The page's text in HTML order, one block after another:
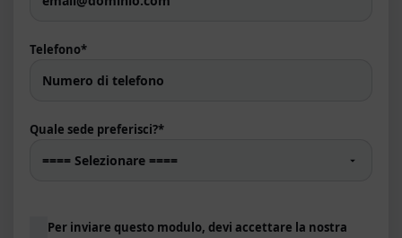
Telefono*
Quale sede preferisci?*
Consenso
Per inviare questo modulo, devi accettare la nostra